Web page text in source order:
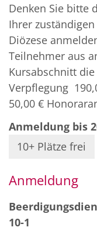
Denken Sie bitte
Ihrer
Diözese
Teilnehmer aus
Kursabschnitt
Verpflegung
50,00 €
Anmeldung bis
10+ Plätze frei
Anmeldung
10-1